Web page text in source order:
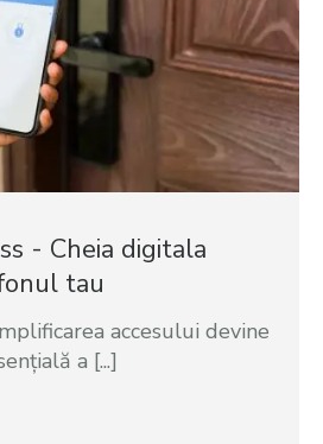
- Cheia digitala
tau
accesului devine
a [...]